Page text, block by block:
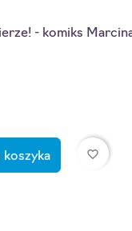
- komiks
koszyka favorite_border